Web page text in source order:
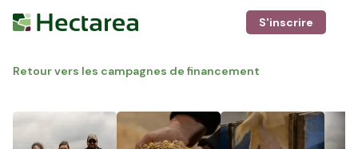
S'inscrire
Retour vers les campagnes de financement